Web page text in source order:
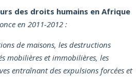
des droits humains en Afrique
en 2011-2012 :
de maisons, les destructions
mobilières et immobilières, les
entraînant des expulsions forcées et